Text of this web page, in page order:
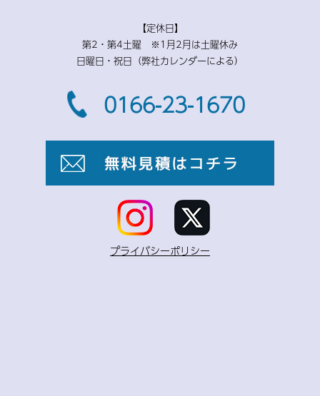
【定休日】
第2・第4土曜 ※1月2月は土曜休み
日曜日・祝日（弊社カレンダーによる）
0166-23-1670
プライバシーポリシー